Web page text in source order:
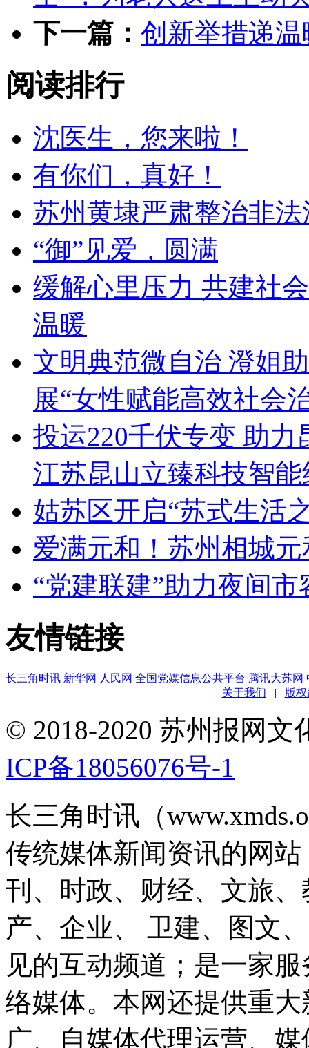
下一篇： 创新举措递
阅读排行
沈医生，您来啦！
有你们，真好！
苏州黄埭严肃整治非
“御”见爱，圆满
缓解心里压力 共建社
温暖
文明典范微自治 澄姐
展“女性赋能高效社会
投运220千伏专变 助
江苏昆山立臻科技智
姑苏区开启“苏式生活
爱满元和！苏州相城
“党建联建”助力夜间
友情链接
长三角时讯 新华网 人民网 全国党媒信息公共平台 腾讯大苏网
关于我们
| 版
© 2018-2020 苏州报网
ICP备18056076号-1
长三角时讯（
传统媒体新闻资讯的网
刊、时政、财经、文旅
产、企业、 卫建、图文
见的互动频道；是一家
络媒体。本网还提供重
广、自媒体代理运营、